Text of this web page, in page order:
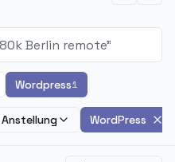
Wordpress1
Anstellung WordPress